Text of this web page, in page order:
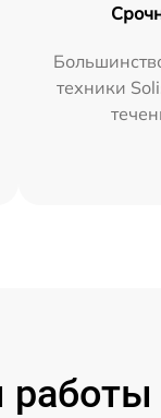
техники
работы